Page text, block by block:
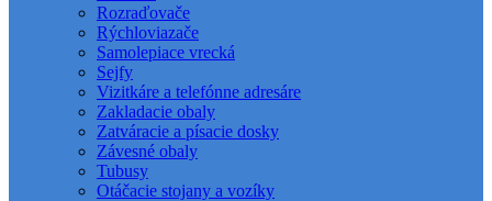
Rozraďovače
Rýchloviazače
Samolepiace vrecká
Sejfy
Vizitkáre a telefónne adresáre
Zakladacie obaly
Zatváracie a písacie dosky
Závesné obaly
Tubusy
Otáčacie stojany a vozíky